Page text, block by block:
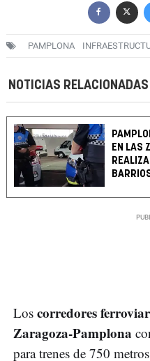
PAMPLONA
NOTICIAS RELACIONADAS
EN LAS
Los corredores
Zaragoza-Pamplona
para trenes de 750